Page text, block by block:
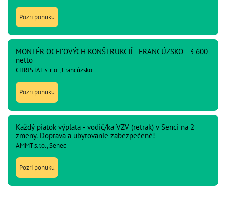
Pozri ponuku
MONTÉR OCEĽOVÝCH KONŠTRUKCIÍ - FRANCÚZSKO - 3 600
netto
CHRISTAL s. r. o., Francúzsko
Pozri ponuku
Každý piatok výplata - vodič/ka VZV (retrak) v Senci na 2
zmeny. Doprava a ubytovanie zabezpečené!
AMMT s.r.o., Senec
Pozri ponuku